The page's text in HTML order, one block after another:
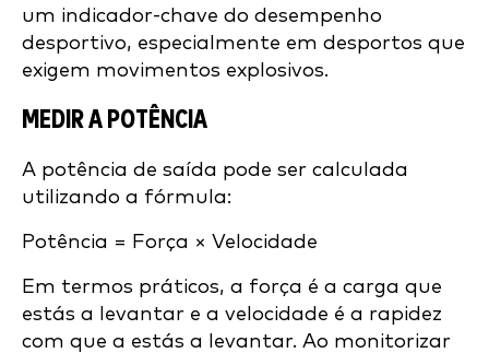
um indicador-chave do desempenho
desportivo, especialmente em desportos que
exigem movimentos explosivos.
MEDIR A POTÊNCIA
A potência de saída pode ser calculada
utilizando a fórmula:
Potência = Força × Velocidade
Em termos práticos, a força é a carga que
estás a levantar e a velocidade é a rapidez
com que a estás a levantar. Ao monitorizar